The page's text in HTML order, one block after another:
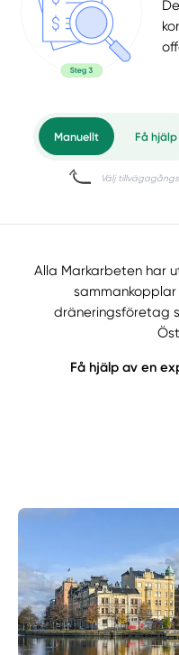
Få
Välj
Alla Markarbeten har
dräneringsföretag
Få hjälp av en